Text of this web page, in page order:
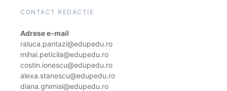
CONTACT REDACȚIE
Adrese e-mail
raluca.pantazi@edupedu.ro
mihai.peticila@edupedu.ro
costin.ionescu@edupedu.ro
alexa.stanescu@edupedu.ro
diana.ghimisi@edupedu.ro